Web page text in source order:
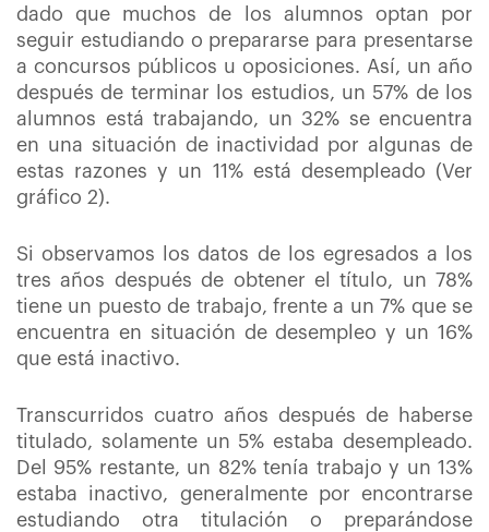
dado que muchos de los alumnos optan por
seguir estudiando o prepararse para presentarse
a concursos públicos u oposiciones. Así, un año
después de terminar los estudios, un 57% de los
alumnos está trabajando, un 32% se encuentra
en una situación de inactividad por algunas de
estas razones y un 11% está desempleado (Ver
gráfico 2).
Si observamos los datos de los egresados a los
tres años después de obtener el título, un 78%
tiene un puesto de trabajo, frente a un 7% que se
encuentra en situación de desempleo y un 16%
que está inactivo.
Transcurridos cuatro años después de haberse
titulado, solamente un 5% estaba desempleado.
Del 95% restante, un 82% tenía trabajo y un 13%
estaba inactivo, generalmente por encontrarse
estudiando otra titulación o preparándose